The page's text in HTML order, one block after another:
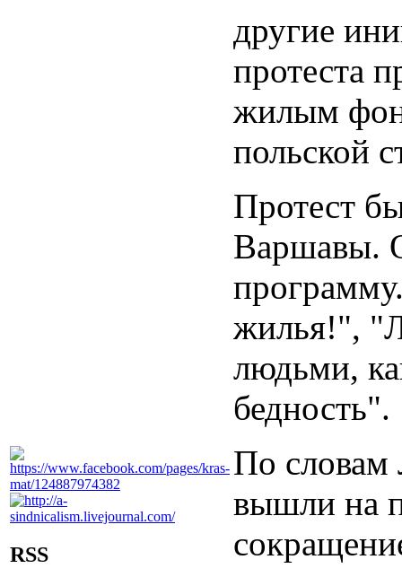
RSS
другие
протеста
жилым
польской
Протест
Варшавы.
жилья!",
людьми,
бедность".
По словам
вышли на